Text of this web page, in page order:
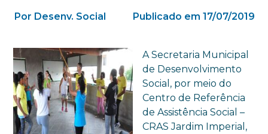
Por Desenv. Social Publicado em 17/07/2019
A Secretaria Municipal
de Desenvolvimento
Social, por meio do
Centro de Referência
de Assistência Social –
CRAS Jardim Imperial,